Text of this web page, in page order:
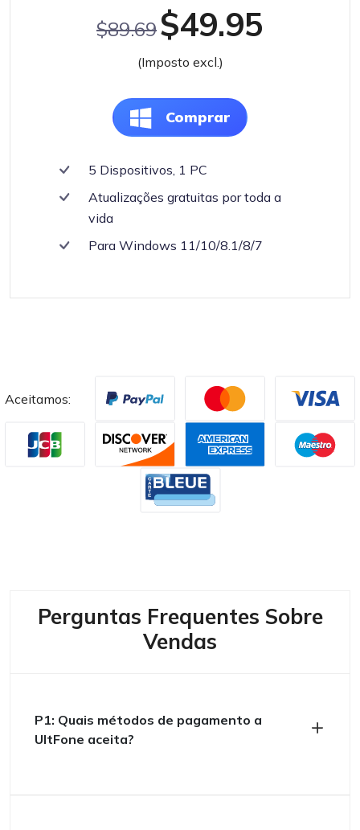
$89.69$49.95
(Imposto excl.)
Comprar
5 Dispositivos, 1 PC
Atualizações gratuitas por toda a
vida
Para Windows 11/10/8.1/8/7
Aceitamos:
Perguntas Frequentes Sobre
Vendas
P1: Quais métodos de pagamento a
UltFone aceita?